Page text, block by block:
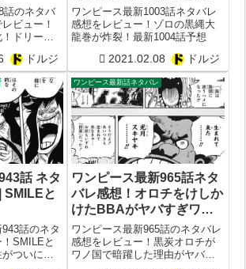
話のネタバ
ビュー！
ドリーた
話予想ドルジ
ワンピース最新1003話ネタバレ
感想をレビュー！ゾロの黒縄大
龍巻が炸裂！最新1004話予想
2021.02.08 ドルジ
話 ネタ
SMILEと
943話のネタ
SMILEと
ついに判
ワンピース最新話ネタバレ
ワンピース最新965話ネタ
バレ感想！オロチをけしか
けたBBAがヤバすぎワロ
タ！最新966話の展開予想
まとめ！
ワンピース最新965話のネタバレ
感想をレビュー！黒炭オロチが
ワノ国で暗躍した理由がヤバす